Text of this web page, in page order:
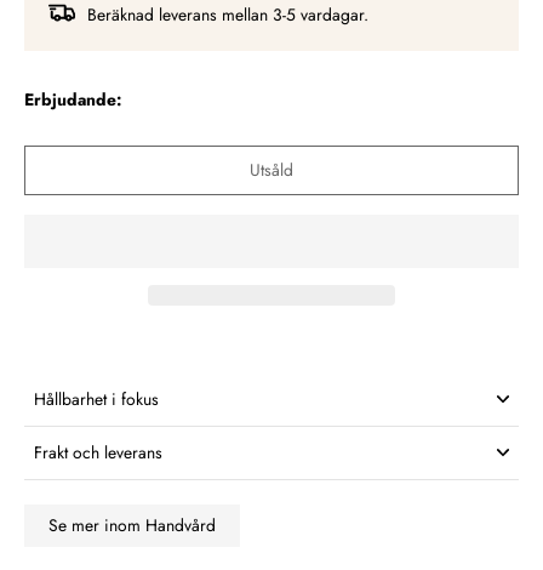
Beräknad leverans mellan 3-5 vardagar.
Erbjudande:
Utsåld
Hållbarhet i fokus
Frakt och leverans
Se mer inom Handvård